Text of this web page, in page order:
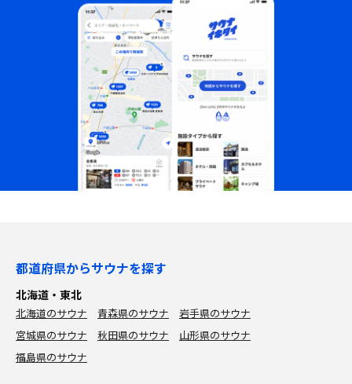
都道府県からサウナを探す
北海道・東北
北海道のサウナ 青森県のサウナ
岩手県のサウナ
宮城県のサウナ
秋田県のサウナ
山形県のサウナ
福島県のサウナ